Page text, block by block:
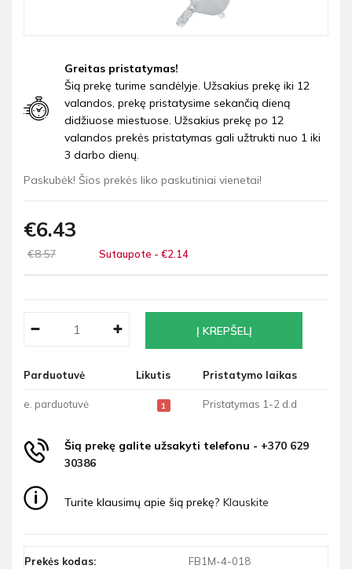
Greitas pristatymas!
Šią prekę turime sandėlyje. Užsakius prekę iki 12
valandos, prekę pristatysime sekančią dieną
didžiuose miestuose. Užsakius prekę po 12
valandos prekės pristatymas gali užtrukti nuo 1 iki
3 darbo dienų.
Paskubėk! Šios prekės liko paskutiniai vienetai!
€6 43
€857 Sutaupote - €2 14
Parduotuvė Likutis Pristatymo laikas
e. parduotuvė 1 Pristatymas 1-2 d.d
Šią prekę galite užsakyti telefonu - +370 629
30386
Turite klausimų apie šią prekę? Klauskite
Prekės kodas: FB1M-4-018